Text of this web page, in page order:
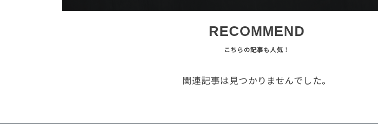
RECOMMEND
関連記事は見つかりませんでした。